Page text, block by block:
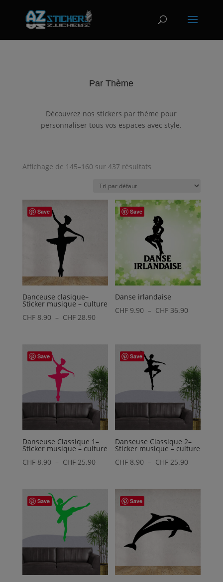
Par Thème
Découvrez nos stickers par thème pour
personnaliser tous vos espaces avec style.
Affichage de 145–160 sur 437 résultats
Save
Danceuse clasique–
Sticker musique – culture
CHF8.90 – CHF28.90Plage
CHF 8.90
à
CHF 28.90
Save
Danse irlandaise
CHF 9.90 – CHF 36.90
CHF 36.90
Save
Danseuse Classique 1–
Sticker musique – culture
CHF8.90 – CHF25.90Plage
CHF 8.90
à
CHF 25.90
Save
Danseuse Classique 2–
Sticker musique – culture
CHF 8.90 – CHF 25.90
prix :
CHF 25.90
Save Save